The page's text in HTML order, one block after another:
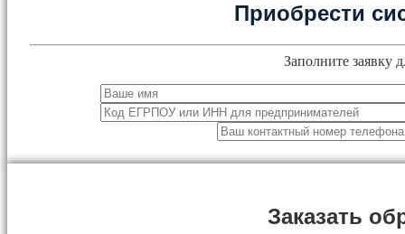
Приобрести
Заполните заявку
Заказать